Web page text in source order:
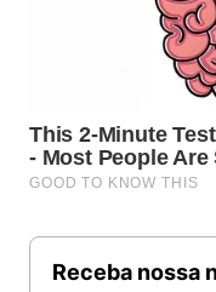
Receba nossa